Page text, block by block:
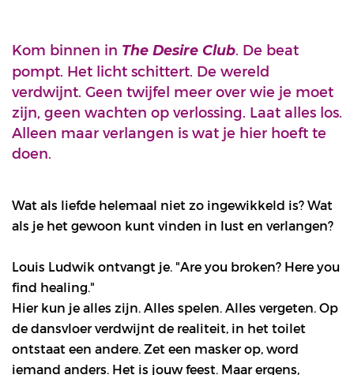
Kom binnen in The Desire Club . De beat
pompt. Het licht schittert. De wereld
verdwijnt. Geen twijfel meer over wie je moet
zijn, geen wachten op verlossing. Laat alles los.
Alleen maar verlangen is wat je hier hoeft te
doen.
Wat als liefde helemaal niet zo ingewikkeld is? Wat
als je het gewoon kunt vinden in lust en verlangen?
Louis Ludwik ontvangt je. "Are you broken? Here you
find healing."
Hier kun je alles zijn. Alles spelen. Alles vergeten. Op
de dansvloer verdwijnt de realiteit, in het toilet
ontstaat een andere. Zet een masker op, word
iemand anders. Het is jouw feest. Maar ergens,